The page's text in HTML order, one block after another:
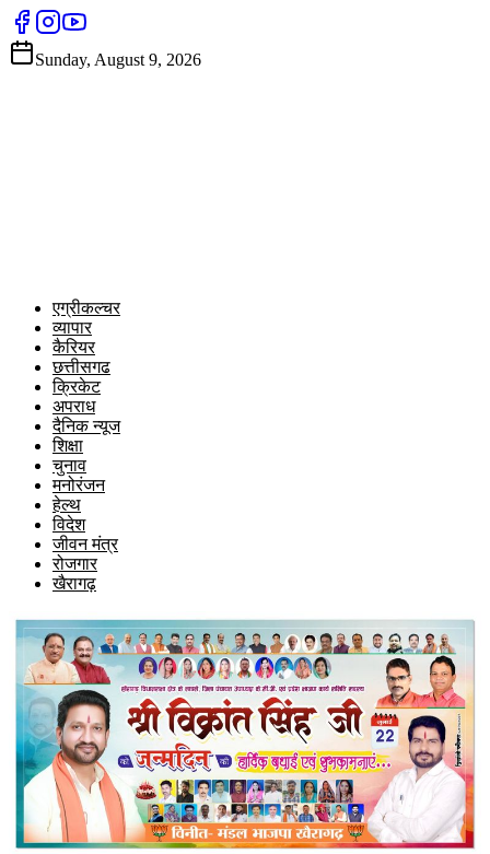
Sunday, August 9, 2026
एग्रीकल्चर
व्यापार
कैरियर
छत्तीसगढ
क्रिकेट
अपराध
दैनिक न्यूज
शिक्षा
चुनाव
मनोरंजन
हेल्थ
विदेश
जीवन मंत्र
रोजगार
खैरागढ़